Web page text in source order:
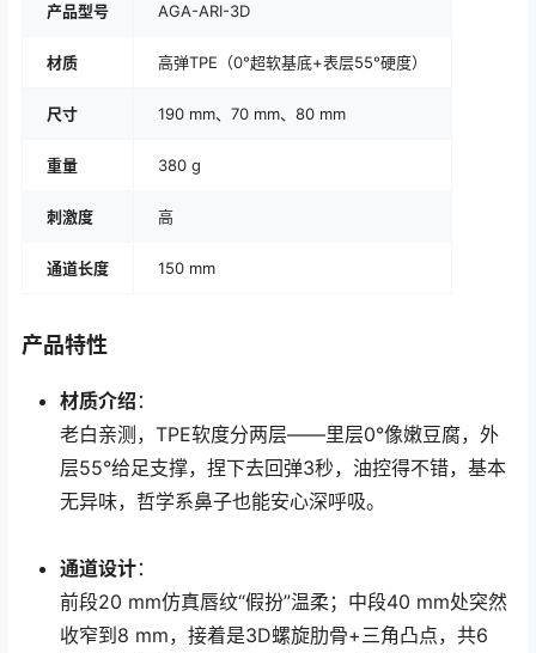
产品型号 AGA-ARI-3D
材质 高弹TPE（0°超软基底+表层55°硬度）
尺寸 190 mm、70 mm、80 mm
重量 380 g
刺激度 高
通道长度 150 mm
产品特性
材质介绍 ：
老白亲测，TPE软度分两层——里层0°像嫩豆腐，外
层55°给足支撑，捏下去回弹3秒，油控得不错，基本
无异味，哲学系鼻子也能安心深呼吸。
通道设计：
前段20 mm仿真唇纹“假扮”温柔；中段40 mm处突然
收窄到8 mm，接着是3D螺旋肋骨+三角凸点，共6